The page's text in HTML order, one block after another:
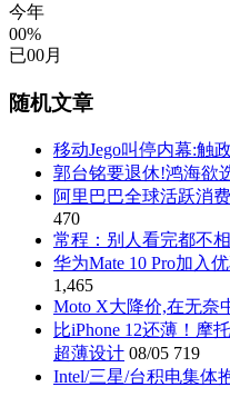
今年
00%
已00月
随机文章
移动Jego叫停内幕:触
郭台铭要退休!鸿海欲
阿里巴巴全球活跃消
470
常程：别人看完都不
华为Mate 10 Pro加入
1,465
Moto X大降价,在无奈
比iPhone 12还薄！摩
超薄设计 08/05 719
Intel/三星/台积电集体